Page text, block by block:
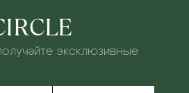
эксклюзивные